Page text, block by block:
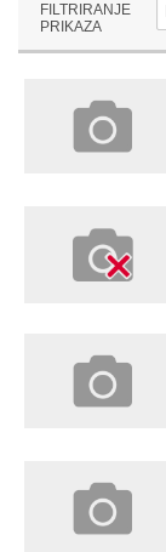
Servisi
FILTRIRANJE
PRIKAZA